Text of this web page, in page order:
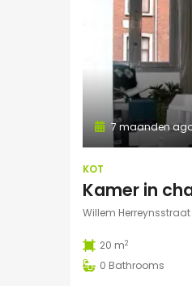
7 maanden
KOT
Willem
20 m2
0 Bathrooms